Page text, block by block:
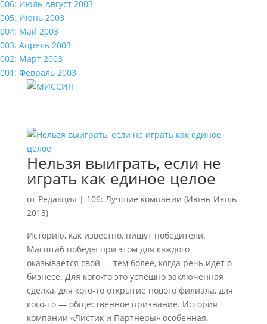
006: Июль-Август 2003
005: Июнь 2003
004: Май 2003
003: Апрель 2003
002: Март 2003
001: Февраль 2003
Нельзя выиграть, если не
играть как единое целое
от Редакция | 106: Лучшие компании (Июнь-Июль
2013)
Историю, как известно, пишут победители.
Масштаб победы при этом для каждого
оказывается свой — тем более, когда речь идет о
бизнесе. Для кого-то это успешно заключенная
сделка, для кого-то открытие нового филиала, для
кого-то — общественное признание. История
компании «Листик и Партнеры» особенная.